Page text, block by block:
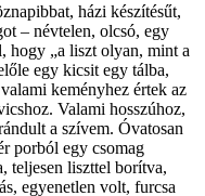
házi készítésűt,
– névtelen, olcsó, egy
hogy „a liszt olyan, mint a
egy kicsit egy tálba,
keményhez értek az
Valami hosszúhoz,
a szívem. Óvatosan
porból egy csomag
teljesen liszttel borítva,
egyenetlen volt, furcsa